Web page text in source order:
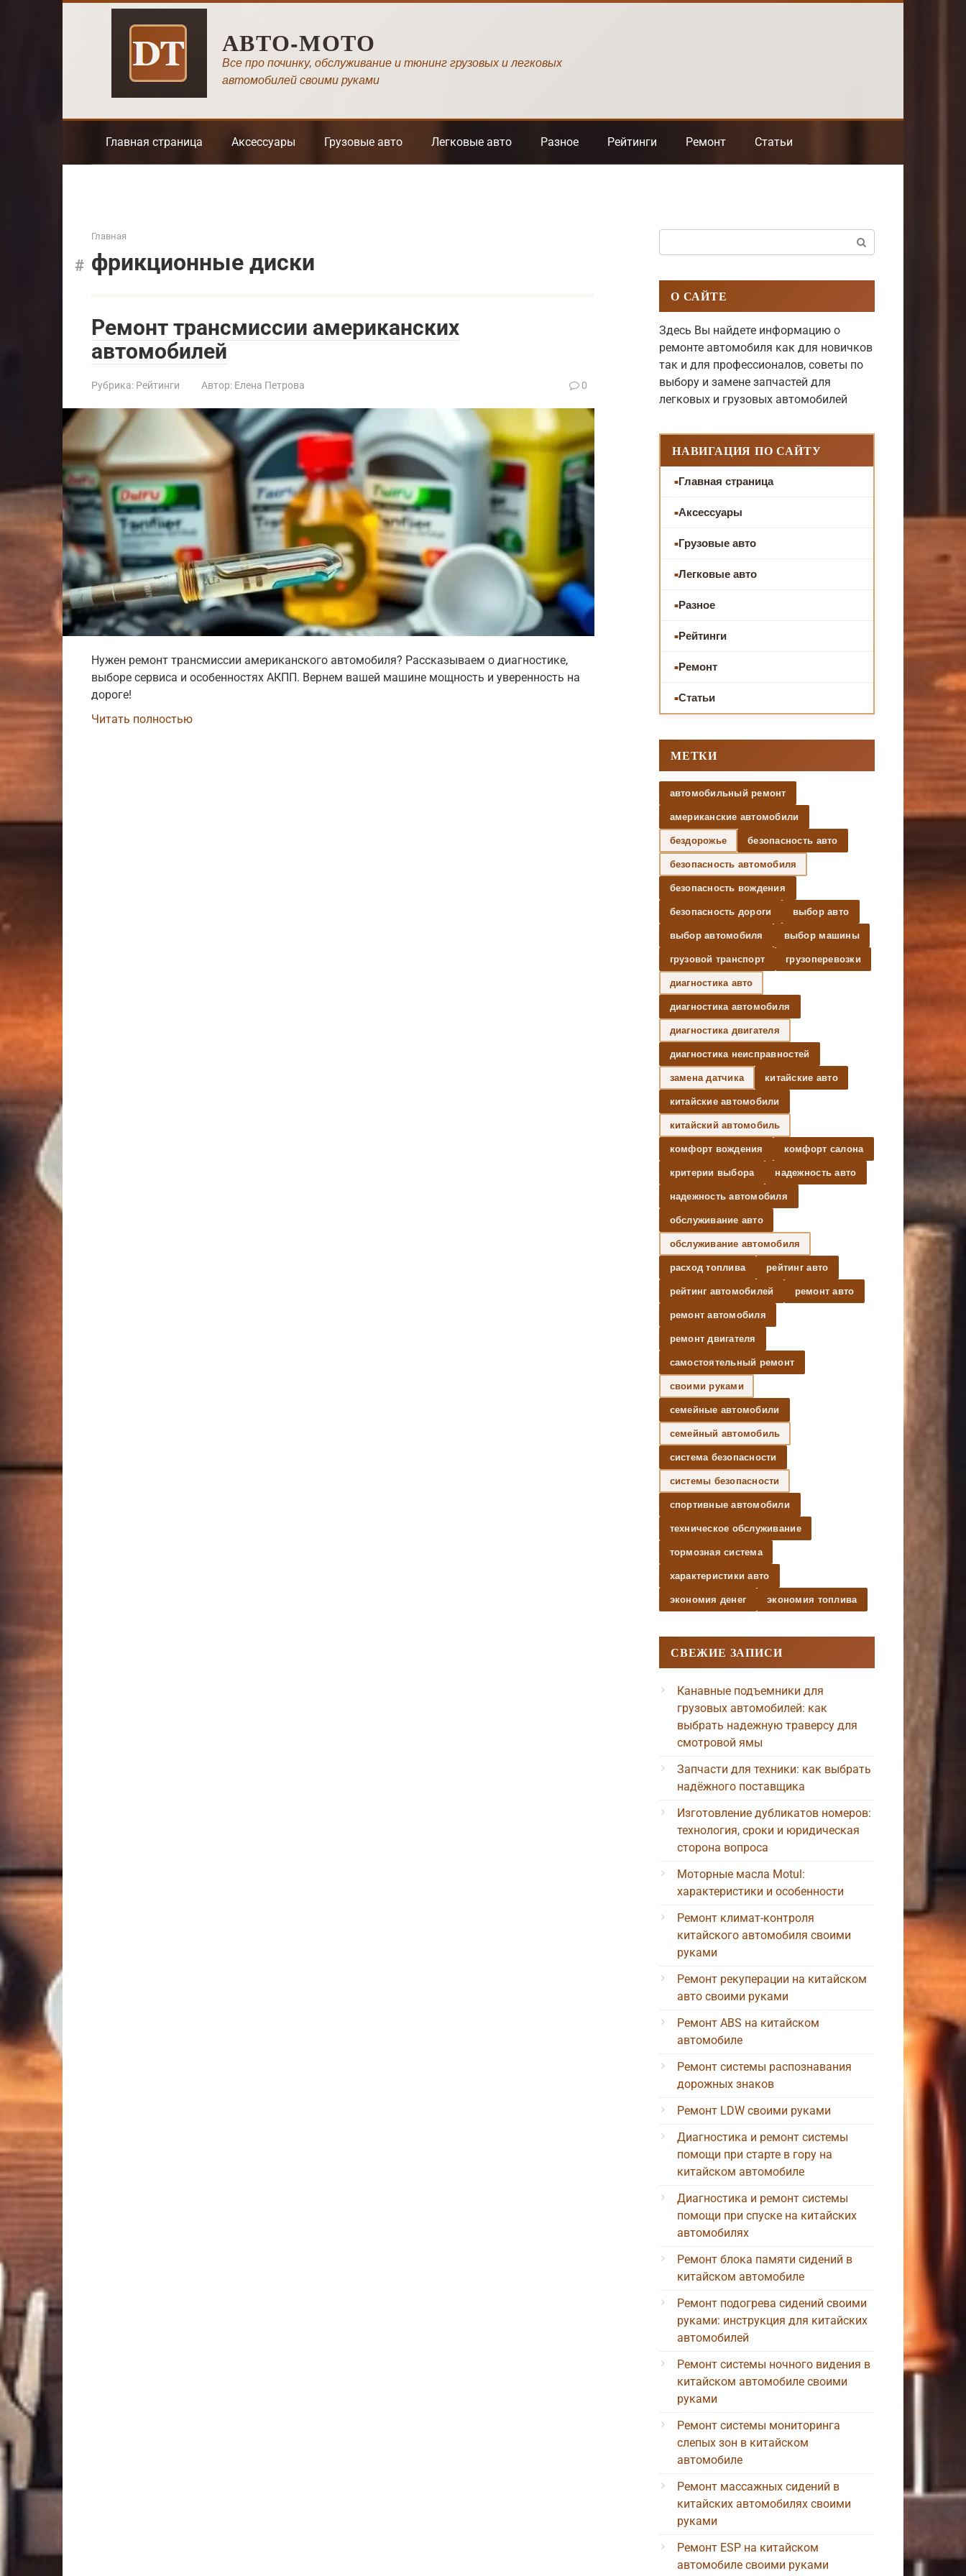
АВТО-МОТО
Все про починку, обслуживание и тюнинг грузовых и легковых
автомобилей своими руками
Главная страница Аксессуары Грузовые авто Легковые авто Разное Рейтинги Ремонт Статьи
Главная
фрикционные диски
Ремонт трансмиссии американских
автомобилей
Рубрика: Рейтинги Автор: Елена Петрова 0
Нужен ремонт трансмиссии американского автомобиля? Рассказываем о диагностике,
выборе сервиса и особенностях АКПП. Вернем вашей машине мощность и уверенность на
дороге!
Читать полностью
О САЙТЕ
Здесь Вы найдете информацию о
ремонте автомобиля как для новичков
так и для профессионалов, советы по
выбору и замене запчастей для
легковых и грузовых автомобилей
НАВИГАЦИЯ ПО САЙТУ
Главная страница
Аксессуары
Грузовые авто
Легковые авто
Разное
Рейтинги
Ремонт
Статьи
МЕТКИ
автомобильный ремонт
американские автомобили
бездорожье безопасность авто
безопасность автомобиля
безопасность вождения
безопасность дороги выбор авто
выбор автомобиля выбор машины
грузовой транспорт грузоперевозки
диагностика авто
диагностика автомобиля
диагностика двигателя
диагностика неисправностей
замена датчика китайские авто
китайские автомобили
китайский автомобиль
комфорт вождения комфорт салона
критерии выбора надежность авто
надежность автомобиля
обслуживание авто
обслуживание автомобиля
расход топлива рейтинг авто
рейтинг автомобилей ремонт авто
ремонт автомобиля
ремонт двигателя
самостоятельный ремонт
своими руками
семейные автомобили
семейный автомобиль
система безопасности
системы безопасности
спортивные автомобили
техническое обслуживание
тормозная система
характеристики авто
экономия денег экономия топлива
СВЕЖИЕ ЗАПИСИ
Канавные подъемники для
грузовых автомобилей: как
выбрать надежную траверсу для
смотровой ямы
Запчасти для техники: как выбрать
надёжного поставщика
Изготовление дубликатов номеров:
технология, сроки и юридическая
сторона вопроса
Моторные масла Motul:
характеристики и особенности
Ремонт климат-контроля
китайского автомобиля своими
руками
Ремонт рекуперации на китайском
авто своими руками
Ремонт ABS на китайском
автомобиле
Ремонт системы распознавания
дорожных знаков
Ремонт LDW своими руками
Диагностика и ремонт системы
помощи при старте в гору на
китайском автомобиле
Диагностика и ремонт системы
помощи при спуске на китайских
автомобилях
Ремонт блока памяти сидений в
китайском автомобиле
Ремонт подогрева сидений своими
руками: инструкция для китайских
автомобилей
Ремонт системы ночного видения в
китайском автомобиле своими
руками
Ремонт системы мониторинга
слепых зон в китайском
автомобиле
Ремонт массажных сидений в
китайских автомобилях своими
руками
Ремонт ESP на китайском
автомобиле своими руками